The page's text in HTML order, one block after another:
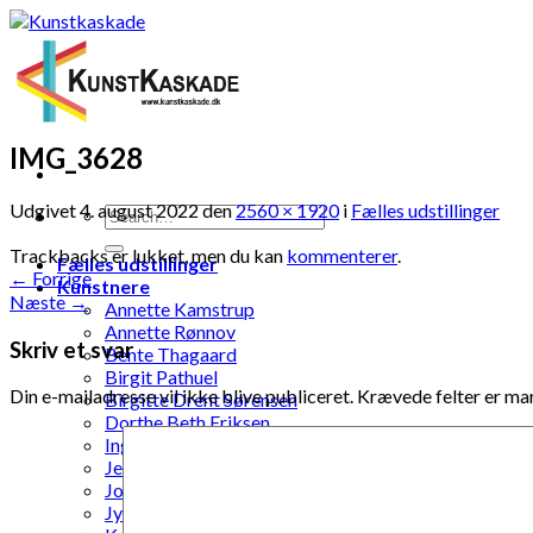
Skip
content
Fælles udstillinger
Kunstnere
Annette Kamstrup
Annette Rønnov
Bente Thagaard
Birgit Pathuel
Birgitte Drent Sørensen
Dorthe Beth Eriksen
Inga Dóra Sigurdardóttir
Jette Pernille Johansen
Jonna Kramme
Jytte Elenor Schou-Jensen
IMG_3628
Udgivet4. august 2022den2560 × 1920i Fælles udstillinger
Trackbacks er lukket, men du kan kommenterer.
← Forrige
Næste→
Skriv et svar
Din e-mailadresse vil ikke blive publiceret. Krævede felter er